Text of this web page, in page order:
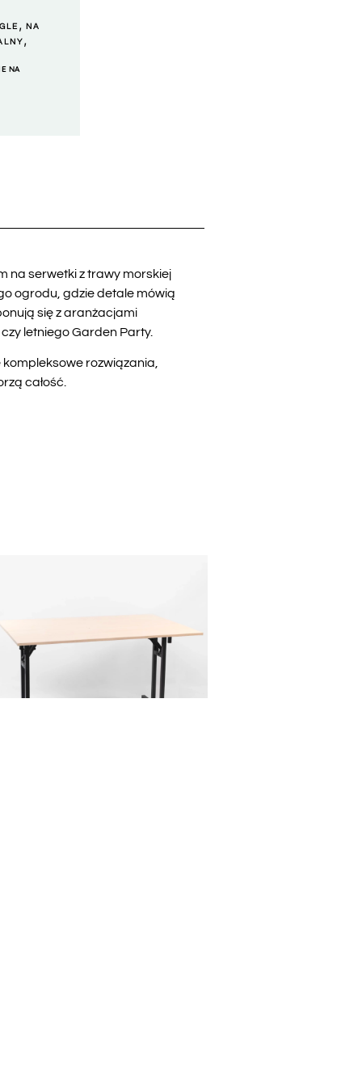
,NA
,
NA
na serwetki z trawy morskiej
ogrodu, gdzie detale mówią
się z aranżacjami
letniego Garden Party.
kompleksowe rozwiązania,
całość.